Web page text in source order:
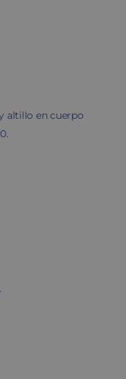
altillo en cuerpo